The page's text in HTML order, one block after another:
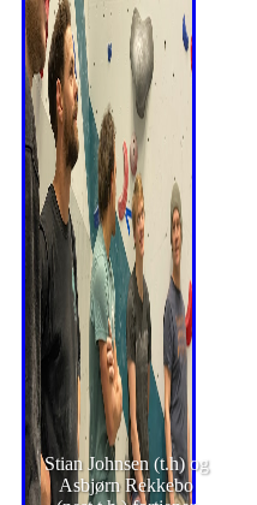
Stian Johnsen (t.h) og
Asbjørn Rekkebo